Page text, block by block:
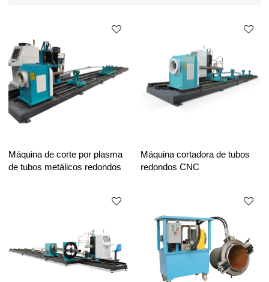
Máquina de corte por plasma
de tubos metálicos redondos
Máquina cortadora de tubos
redondos CNC